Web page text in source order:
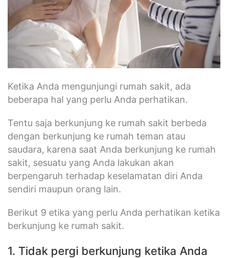
Ketika Anda mengunjungi rumah sakit, ada
beberapa hal yang perlu Anda perhatikan.
Tentu saja berkunjung ke rumah sakit berbeda
dengan berkunjung ke rumah teman atau
saudara, karena saat Anda berkunjung ke rumah
sakit, sesuatu yang Anda lakukan akan
berpengaruh terhadap keselamatan diri Anda
sendiri maupun orang lain.
Berikut 9 etika yang perlu Anda perhatikan ketika
berkunjung ke rumah sakit.
1. Tidak pergi berkunjung ketika Anda